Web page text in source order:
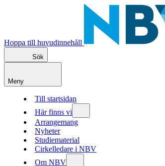
Hoppa till huvudinnehåll
Sök
Meny
Till startsidan
Här finns vi
Arrangemang
Nyheter
Studiematerial
Cirkelledare i NBV
Om NBV